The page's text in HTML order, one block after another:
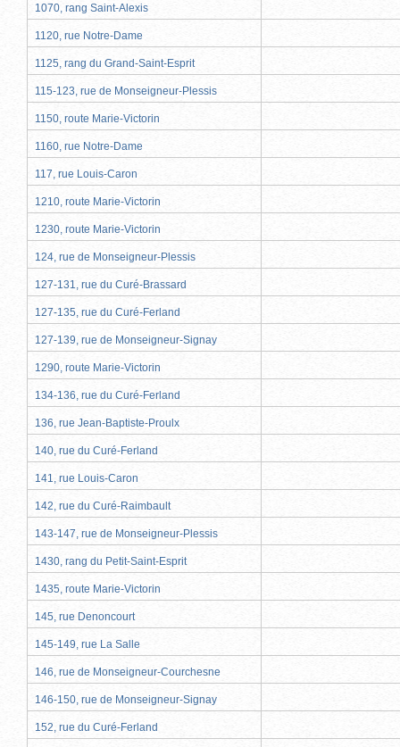
1070, rang Saint-Alexis
1120, rue Notre-Dame
1125, rang du Grand-Saint-Esprit
115-123, rue de Monseigneur-Plessis
1150, route Marie-Victorin
1160, rue Notre-Dame
117, rue Louis-Caron
1210, route Marie-Victorin
1230, route Marie-Victorin
124, rue de Monseigneur-Plessis
127-131, rue du Curé-Brassard
127-135, rue du Curé-Ferland
127-139, rue de Monseigneur-Signay
1290, route Marie-Victorin
134-136, rue du Curé-Ferland
136, rue Jean-Baptiste-Proulx
140, rue du Curé-Ferland
141, rue Louis-Caron
142, rue du Curé-Raimbault
143-147, rue de Monseigneur-Plessis
1430, rang du Petit-Saint-Esprit
1435, route Marie-Victorin
145, rue Denoncourt
145-149, rue La Salle
146, rue de Monseigneur-Courchesne
146-150, rue de Monseigneur-Signay
152, rue du Curé-Ferland